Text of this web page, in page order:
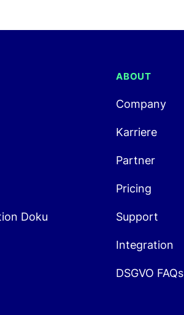
Doku
ABOUT
Company
Karriere
Partner
Pricing
Support
Integration
DSGVO FAQs